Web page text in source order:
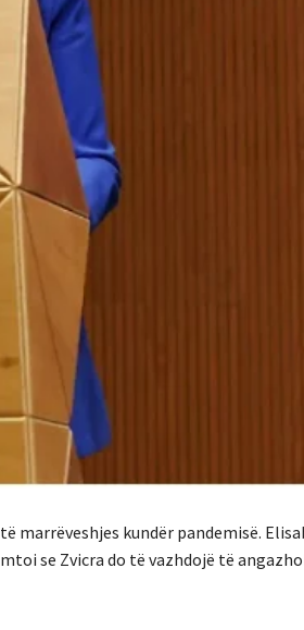
marrëveshjes kundër pandemisë.
se Zvicra do të vazhdojë të